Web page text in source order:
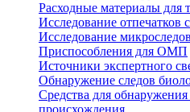
Расходные материалы для
Исследование отпечатков
Исследование микроследов
Приспособления для ОМП
Источники экспертного
Обнаружение следов
Средства для
происхождения